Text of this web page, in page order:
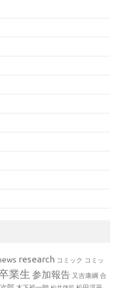
research コミック コミッ
業生 参加報告 又吉康綱 合